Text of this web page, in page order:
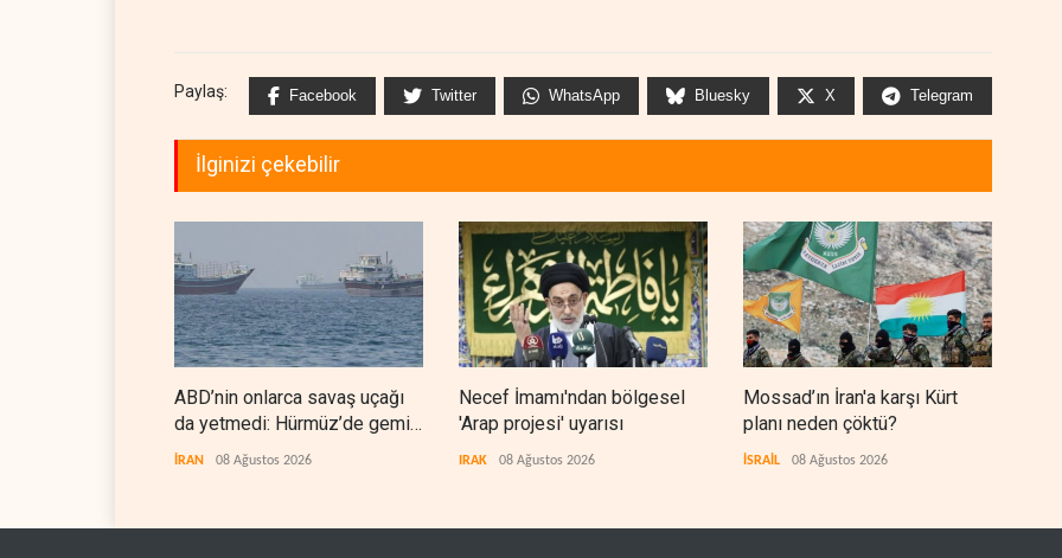
Paylaş: Facebook Twitter WhatsApp Bluesky X Telegram
İlginizi çekebilir
ABD’nin onlarca savaş uçağı
da yetmedi: Hürmüz’de gemi
vuruldu
İRAN 08 Ağustos 2026
Necef İmamı'ndan bölgesel
'Arap projesi' uyarısı
IRAK 08 Ağustos 2026
Mossad’ın İran'a karşı Kürt
planı neden çöktü?
İSRAİL 08 Ağustos 2026